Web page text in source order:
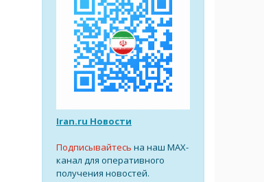
Iran.ru Новости
Подписывайтесь на наш MAX-
канал для оперативного
получения новостей.